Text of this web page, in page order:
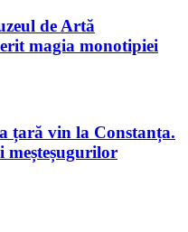
de Artă
magia monotipiei
țară vin la Constanța.
meșteșugurilor